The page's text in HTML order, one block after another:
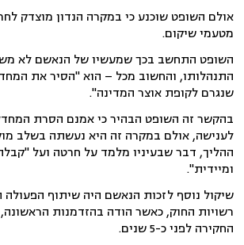
אולם השופט שוכנע כי במקרה הנדון מוצדק
מטעמי שיקום.
השופט התחשב בכך שמעשיו של הנאשם לא
התנהלותו, והחשוב מכל – הוא "הסיר את
שנגרם לקופת אוצר המדינה".
בהקשר זה השופט הבהיר כי אמנם הסרת
לענישה, אולם במקרה זה היא נעשתה בשלב
ההליך, דבר שבעיניו מלמד על חרטה ועל
ומיידית".
שיקול נוסף לזכות הנאשם היה שיתוף הפעולה
רשויות החוק, כאשר הודה בהזדמנות
החקירה לפני כ-5 שנים.